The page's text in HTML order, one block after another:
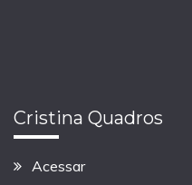
Cristina Quadros
Acessar